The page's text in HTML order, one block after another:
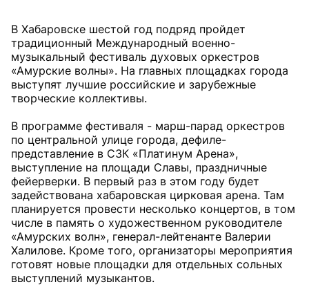
В Хабаровске шестой год подряд пройдет
традиционный Международный военно-
музыкальный фестиваль духовых оркестров
«Амурские волны». На главных площадках города
выступят лучшие российские и зарубежные
творческие коллективы.
В программе фестиваля - марш-парад оркестров
по центральной улице города, дефиле-
представление в СЗК «Платинум Арена»,
выступление на площади Славы, праздничные
фейерверки. В первый раз в этом году будет
задействована хабаровская цирковая арена. Там
планируется провести несколько концертов, в том
числе в память о художественном руководителе
«Амурских волн», генерал-лейтенанте Валерии
Халилове. Кроме того, организаторы мероприятия
готовят новые площадки для отдельных сольных
выступлений музыкантов.